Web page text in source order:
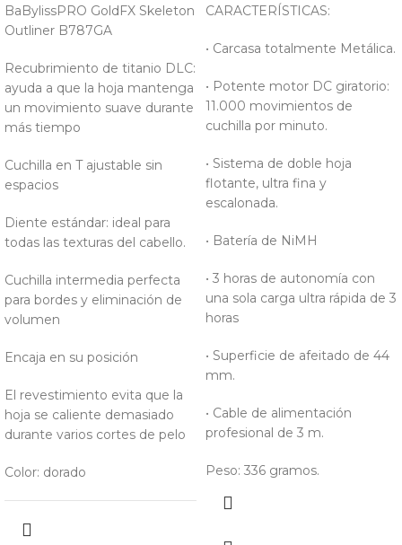
BaBylissPRO GoldFX Skeleton
Outliner B787GA
Recubrimiento de titanio DLC:
ayuda a que la hoja mantenga
un movimiento suave durante
más tiempo
Cuchilla en T ajustable sin
espacios
Diente estándar: ideal para
todas las texturas del cabello.
Cuchilla intermedia perfecta
para bordes y eliminación de
volumen
Encaja en su posición
El revestimiento evita que la
hoja se caliente demasiado
durante varios cortes de pelo
Color: dorado
CARACTERÍSTICAS:
• Carcasa totalmente Metálica.
• Potente motor DC giratorio:
11.000 movimientos de
cuchilla por minuto.
• Sistema de doble hoja
flotante, ultra fina y
escalonada.
• Batería de NiMH
• 3 horas de autonomía con
una sola carga ultra rápida de 3
horas
• Superficie de afeitado de 44
mm.
• Cable de alimentación
profesional de 3 m.
Peso: 336 gramos.